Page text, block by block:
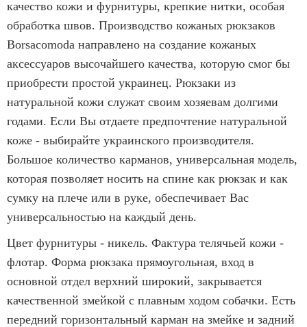
качество кожи и фурнитуры, крепкие нитки, особая
обработка швов. Производство кожаных рюкзаков
Borsacomoda направлено на создание кожаных
аксессуаров высочайшего качества, которую смог бы
приобрести простой украинец. Рюкзаки из
натуральной кожи служат своим хозяевам долгими
годами. Если Вы отдаете предпочтение натуральной
коже - выбирайте украинского производителя.
Большое количество карманов, универсальная модель,
которая позволяет носить на спине как рюкзак и как
сумку на плече или в руке, обеспечивает Вас
универсальностью на каждый день.
Цвет фурнитуры - никель. Фактура телячьей кожи -
флотар. Форма рюкзака прямоугольная, вход в
основной отдел верхний широкий, закрывается
качественной змейкой с плавным ходом собачки. Есть
передний горизонтальный карман на змейке и задний